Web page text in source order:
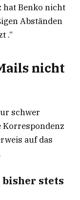
hat Benko nicht
Abständen
.“
nicht
schwer
Korrespondenz
auf das
stets